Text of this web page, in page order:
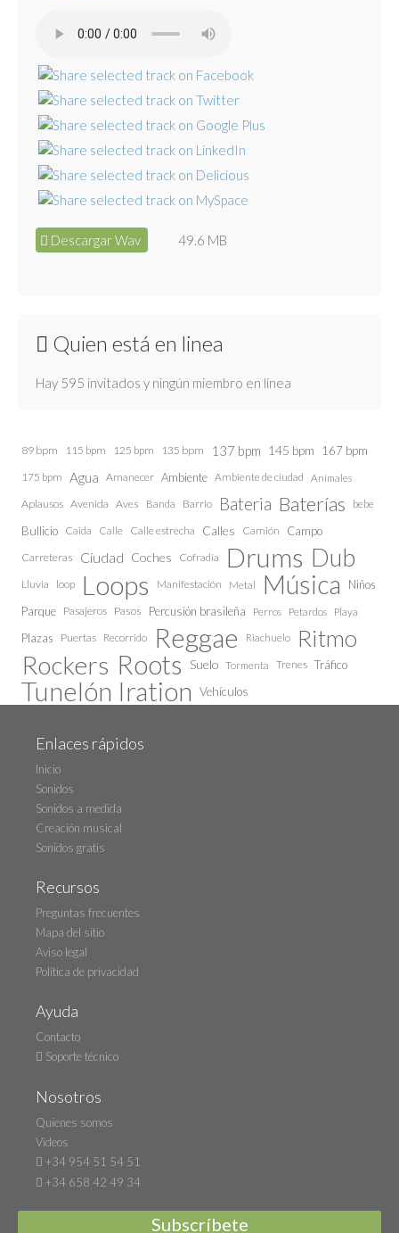
Descargar Wav 49.6 MB
Quien está en linea
Hay 595 invitados y ningún miembro en línea
89 bpm 115 bpm 125 bpm 135 bpm 137 bpm 145 bpm 167 bpm
175 bpm Agua Amanecer Ambiente Ambiente de ciudad Animales
Aplausos Avenida Aves Banda Barrio Bateria Baterías bebe
Bullicio Caida Calle Calle estrecha Calles Camión Campo
Carreteras Ciudad Coches Cofradía Drums Dub
Lluvia loop Loops Manifestación Metal Música
Niños
Parque Pasajeros Pasos Percusión brasileña Perros Petardos Playa
Plazas Puertas Recorrido Reggae Riachuelo Ritmo
Rockers Roots Suelo Tormenta Trenes Tráfico
Tunelón Iration Vehículos
Enlaces rápidos
Inicio
Sonidos
Sonidos a medida
Creación musical
Sonidos gratis
Recursos
Preguntas frecuentes
Mapa del sitio
Aviso legal
Política de privacidad
Ayuda
Contacto
Soporte técnico
Nosotros
Quienes somos
Videos
+34 954 51 54 51
+34 658 42 49 34
Subscríbete